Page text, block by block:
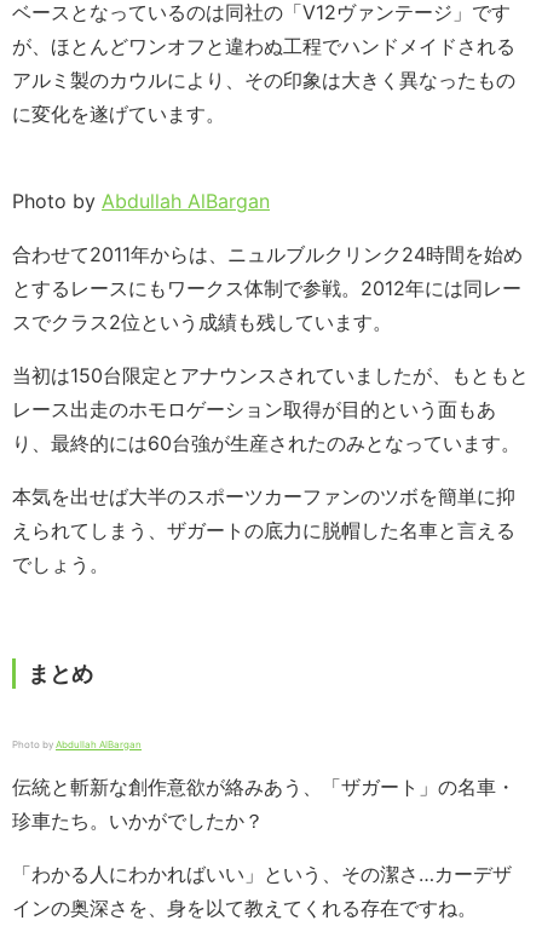
ベースとなっているのは同社の「V12ヴァンテージ」です
が、ほとんどワンオフと違わぬ工程でハンドメイドされる
アルミ製のカウルにより、その印象は大きく異なったもの
に変化を遂げています。
Photo by Abdullah AlBargan
合わせて2011年からは、ニュルブルクリンク24時間を始め
とするレースにもワークス体制で参戦。2012年には同レー
スでクラス2位という成績も残しています。
当初は150台限定とアナウンスされていましたが、もともと
レース出走のホモロゲーション取得が目的という面もあ
り、最終的には60台強が生産されたのみとなっています。
本気を出せば大半のスポーツカーファンのツボを簡単に抑
えられてしまう、ザガートの底力に脱帽した名車と言える
でしょう。
まとめ
Photo by Abdullah AlBargan
伝統と斬新な創作意欲が絡みあう、「ザガート」の名車・
珍車たち。いかがでしたか？
「わかる人にわかればいい」という、その潔さ…カーデザ
インの奥深さを、身を以て教えてくれる存在ですね。